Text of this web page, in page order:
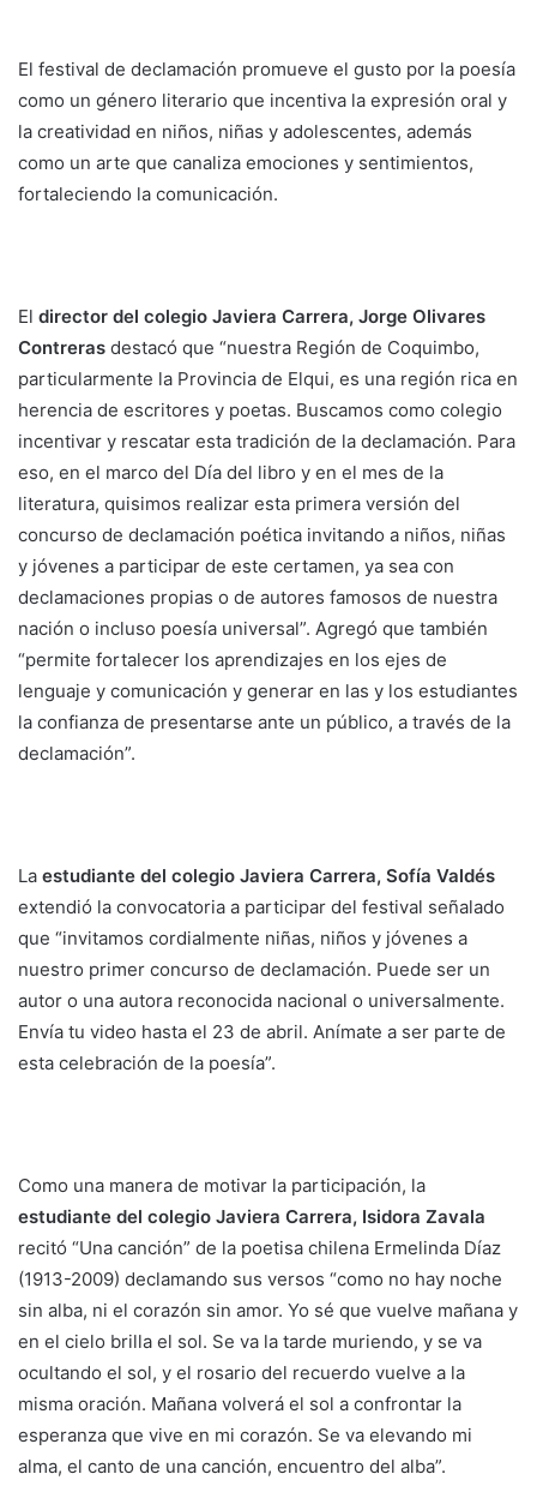
El festival de declamación promueve el gusto por la poesía
como un género literario que incentiva la expresión oral y
la creatividad en niños, niñas y adolescentes, además
como un arte que canaliza emociones y sentimientos,
fortaleciendo la comunicación.
El director del colegio Javiera Carrera, Jorge Olivares
Contreras destacó que “nuestra Región de Coquimbo,
particularmente la Provincia de Elqui, es una región rica en
herencia de escritores y poetas. Buscamos como colegio
incentivar y rescatar esta tradición de la declamación. Para
eso, en el marco del Día del libro y en el mes de la
literatura, quisimos realizar esta primera versión del
concurso de declamación poética invitando a niños, niñas
y jóvenes a participar de este certamen, ya sea con
declamaciones propias o de autores famosos de nuestra
nación o incluso poesía universal”. Agregó que también
“permite fortalecer los aprendizajes en los ejes de
lenguaje y comunicación y generar en las y los estudiantes
la confianza de presentarse ante un público, a través de la
declamación”.
La estudiante del colegio Javiera Carrera, Sofía Valdés
extendió la convocatoria a participar del festival señalado
que “invitamos cordialmente niñas, niños y jóvenes a
nuestro primer concurso de declamación. Puede ser un
autor o una autora reconocida nacional o universalmente.
Envía tu video hasta el 23 de abril. Anímate a ser parte de
esta celebración de la poesía”.
Como una manera de motivar la participación, la
estudiante del colegio Javiera Carrera, Isidora Zavala
recitó “Una canción” de la poetisa chilena Ermelinda Díaz
(1913-2009) declamando sus versos “como no hay noche
sin alba, ni el corazón sin amor. Yo sé que vuelve mañana y
en el cielo brilla el sol. Se va la tarde muriendo, y se va
ocultando el sol, y el rosario del recuerdo vuelve a la
misma oración. Mañana volverá el sol a confrontar la
esperanza que vive en mi corazón. Se va elevando mi
alma, el canto de una canción, encuentro del alba”.